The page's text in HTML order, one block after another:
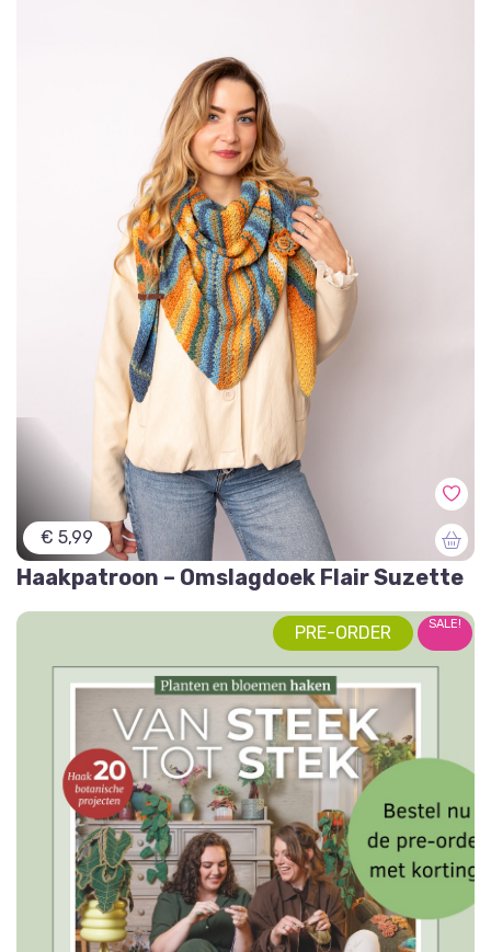
€ 5,99
Haakpatroon – Omslagdoek Flair Suzette
PRE-ORDER SALE!